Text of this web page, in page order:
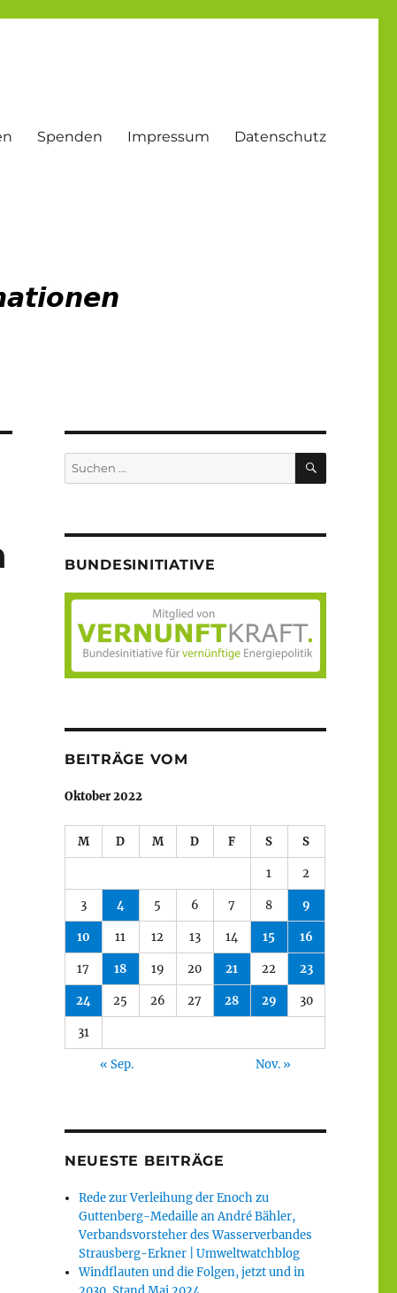
Spenden Impressum Datenschutz
Suche
nach:
SUCHEN
BUNDESINITIATIVE
BEITRÄGE VOM
Oktober 2022
M D M D F S S
1 2
3 4 5 6 7 8 9
10 11 12 13 14 15 16
17 18 19 20 21 22 23
24 25 26 27 28 29 30
31
« Sep. Nov. »
NEUESTE BEITRÄGE
Rede zur Verleihung der Enoch zu
Guttenberg-Medaille an André Bähler,
Verbandsvorsteher des Wasserverbandes
Strausberg-Erkner | Umweltwatchblog
Windflauten und die Folgen, jetzt und in